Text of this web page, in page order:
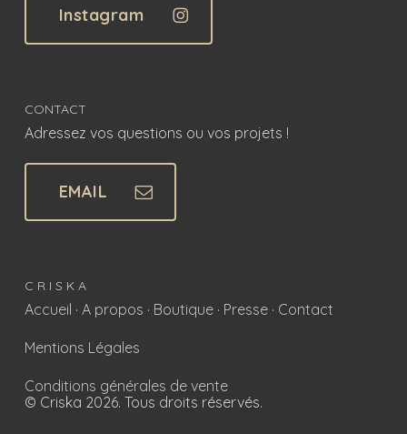
Instagram
CONTACT
Adressez vos questions ou vos projets !
EMAIL
C R I S K A
Accueil · A propos · Boutique· Presse· Contact
Mentions Légales
Conditions générales de vente
© Criska 2026. Tous droits réservés.